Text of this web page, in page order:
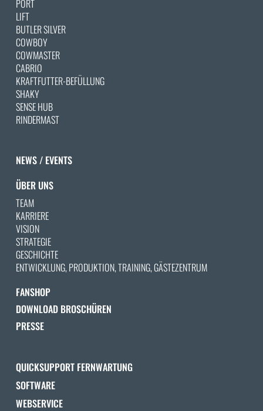
PORT
LIFT
BUTLER SILVER
COWBOY
COWMASTER
CABRIO
KRAFTFUTTER-BEFÜLLUNG
SHAKY
SENSE HUB
RINDERMAST
NEWS / EVENTS
ÜBER UNS
TEAM
KARRIERE
VISION
STRATEGIE
GESCHICHTE
ENTWICKLUNG, PRODUKTION, TRAINING, GÄSTEZENTRUM
FANSHOP
DOWNLOAD BROSCHÜREN
PRESSE
QUICKSUPPORT FERNWARTUNG
SOFTWARE
WEBSERVICE